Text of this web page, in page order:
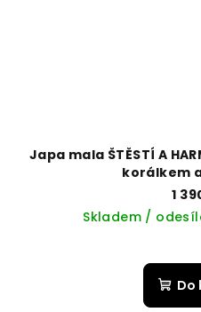
Japa mala ŠTĚSTÍ A
korálkem
1
Skladem /
Do